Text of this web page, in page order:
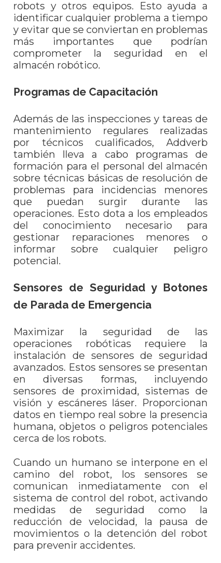
robots y otros equipos. Esto ayuda a
identificar cualquier problema a tiempo
y evitar que se conviertan en problemas
más importantes que podrían
comprometer la seguridad en el
almacén robótico.
Programas de Capacitación
Además de las inspecciones y tareas de
mantenimiento regulares realizadas
por técnicos cualificados, Addverb
también lleva a cabo programas de
formación para el personal del almacén
sobre técnicas básicas de resolución de
problemas para incidencias menores
que puedan surgir durante las
operaciones. Esto dota a los empleados
del conocimiento necesario para
gestionar reparaciones menores o
informar sobre cualquier peligro
potencial.
Sensores de Seguridad y Botones
de Parada de Emergencia
Maximizar la seguridad de las
operaciones robóticas requiere la
instalación de sensores de seguridad
avanzados. Estos sensores se presentan
en diversas formas, incluyendo
sensores de proximidad, sistemas de
visión y escáneres láser. Proporcionan
datos en tiempo real sobre la presencia
humana, objetos o peligros potenciales
cerca de los robots.
Cuando un humano se interpone en el
camino del robot, los sensores se
comunican inmediatamente con el
sistema de control del robot, activando
medidas de seguridad como la
reducción de velocidad, la pausa de
movimientos o la detención del robot
para prevenir accidentes.